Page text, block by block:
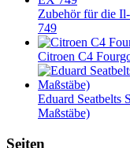
Zubehör für die
749
Citroen C4
Eduard Seatbelts
Maßstäbe)
Seiten